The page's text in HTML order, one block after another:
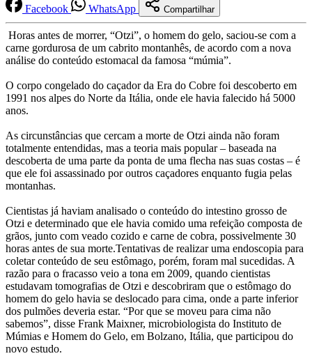
Facebook WhatsApp Compartilhar
Horas antes de morrer, “Otzi”, o homem do gelo, saciou-se com a
carne gordurosa de um cabrito montanhês, de acordo com a nova
análise do conteúdo estomacal da famosa “múmia”.
O corpo congelado do caçador da Era do Cobre foi descoberto em
1991 nos alpes do Norte da Itália, onde ele havia falecido há 5000
anos.
As circunstâncias que cercam a morte de Otzi ainda não foram
totalmente entendidas, mas a teoria mais popular – baseada na
descoberta de uma parte da ponta de uma flecha nas suas costas – é
que ele foi assassinado por outros caçadores enquanto fugia pelas
montanhas.
Cientistas já haviam analisado o conteúdo do intestino grosso de
Otzi e determinado que ele havia comido uma refeição composta de
grãos, junto com veado cozido e carne de cobra, possivelmente 30
horas antes de sua morte.Tentativas de realizar uma endoscopia para
coletar conteúdo de seu estômago, porém, foram mal sucedidas. A
razão para o fracasso veio a tona em 2009, quando cientistas
estudavam tomografias de Otzi e descobriram que o estômago do
homem do gelo havia se deslocado para cima, onde a parte inferior
dos pulmões deveria estar. “Por que se moveu para cima não
sabemos”, disse Frank Maixner, microbiologista do Instituto de
Múmias e Homem do Gelo, em Bolzano, Itália, que participou do
novo estudo.